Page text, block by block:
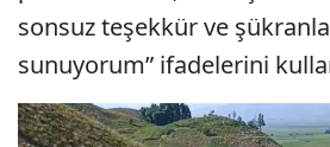
sonsuz teşekkür ve
sunuyorum” ifadelerini